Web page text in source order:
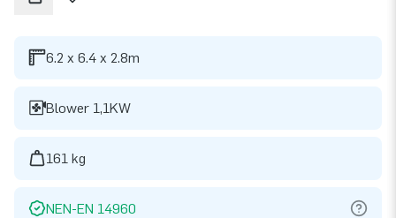
6.2 x 6.4 x 2.8m
Blower 1,1KW
161 kg
NEN-EN 14960